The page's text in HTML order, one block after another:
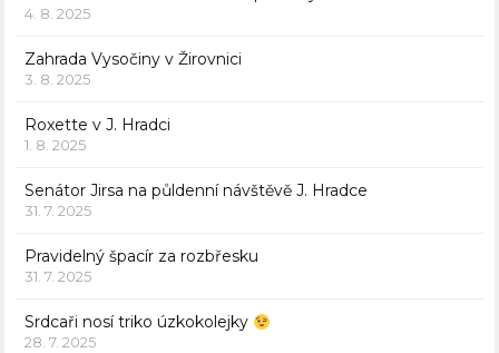
4. 8. 2025
Zahrada Vysočiny v Žirovnici
3. 8. 2025
Roxette v J. Hradci
1. 8. 2025
Senátor Jirsa na půldenní návštěvě J. Hradce
31. 7. 2025
Pravidelný špacír za rozbřesku
31. 7. 2025
Srdcaři nosí triko úzkokolejky
28. 7. 2025